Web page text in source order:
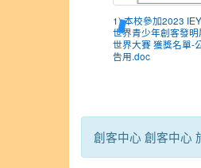
1) 本校參加2023 IEYI
世界青少年創客發明
世界大賽 獲獎名單-
告用.doc
創客中心 創客中心